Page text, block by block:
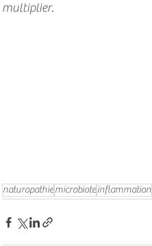
multiplier.
naturopathiemicrobioteinflammation